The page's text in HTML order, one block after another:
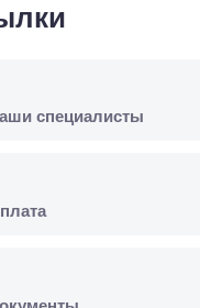
специалисты